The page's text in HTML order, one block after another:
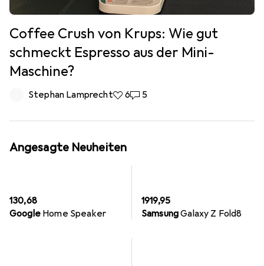
Coffee Crush von Krups: Wie gut
schmeckt Espresso aus der Mini-
Maschine?
Stephan Lamprecht6 Likes
65 Kommentare
5
Angesagte Neuheiten
EUR
130,68
Google Home Speaker
EUR
1919,95
SamsungGalaxy Z Fold8